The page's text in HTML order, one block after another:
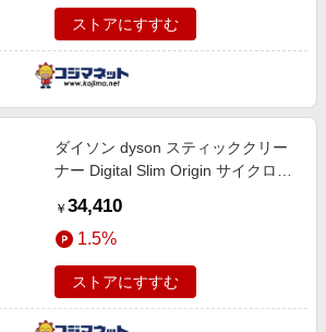
ストアにすすむ
ダイソン dyson スティッククリー
ナー Digital Slim Origin サイクロン
ニッケル SV18FFOR2
￥ 34,410
1.5%
ストアにすすむ